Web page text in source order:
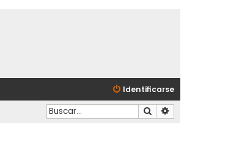
Identificarse
Buscar